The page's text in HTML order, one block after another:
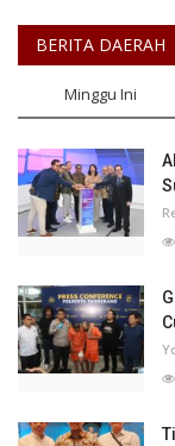
BERITA DAERAH
Minggu Ini